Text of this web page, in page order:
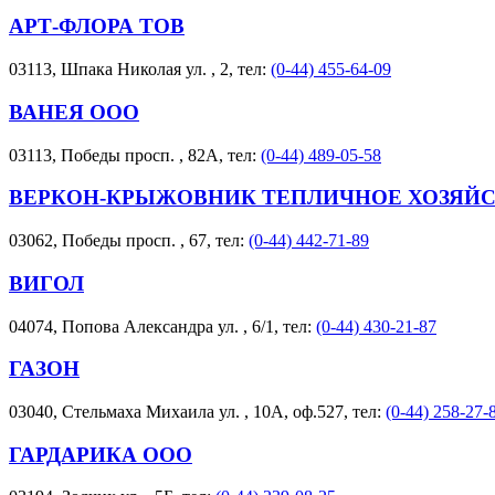
АРТ-ФЛОРА ТОВ
03113, Шпака Николая ул. , 2, тел: (0-44) 455-64-09
ВАНЕЯ ООО
03113, Победы просп. , 82А, тел: (0-44) 489-05-58
ВЕРКОН-КРЫЖОВНИК ТЕПЛИЧНОЕ
03062, Победы просп. , 67, тел: (0-44) 442-71-89
ВИГОЛ
04074, Попова Александра ул. , 6/1, тел: (0-44) 430-21-87
ГАЗОН
03040, Стельмаха Михаила ул. , 10А, оф.527, тел: (0-44) 258-27-
ГАРДАРИКА ООО